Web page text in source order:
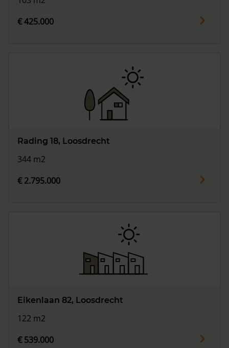
€ 425.000
Rading 18, Loosdrecht
344 m2
€ 2.795.000
Eikenlaan 82, Loosdrecht
122 m2
€ 539.000